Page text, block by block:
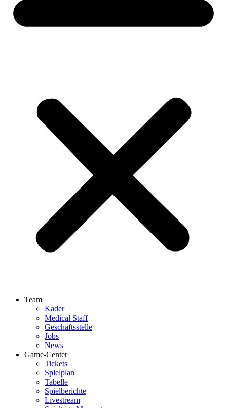
Team
Kader
Medical Staff
Geschäftsstelle
Jobs
News
Game-Center
Tickets
Spielplan
Tabelle
Spielberichte
Livestream